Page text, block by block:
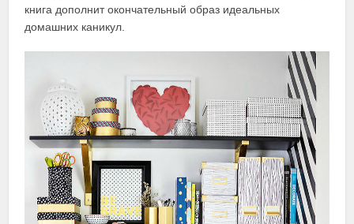
книга дополнит окончательный образ идеальных
домашних каникул.